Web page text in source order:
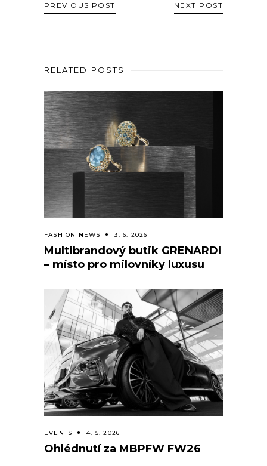
PREVIOUS POST NEXT POST
RELATED POSTS
FASHION NEWS 3. 6. 2026
Multibrandový butik GRENARDI
– místo pro milovníky luxusu
EVENTS 4. 5. 2026
Ohlédnutí za MBPFW FW26